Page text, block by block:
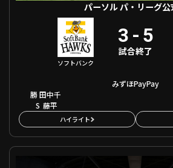
パーソル パ・リーグ公
ソフトバンク
3 - 5
試合終了
みずほPayPay
勝田中千
S 藤平
ハイライト
パーソル パ・リーグ公式戦 千葉ロッテ VS オリックス